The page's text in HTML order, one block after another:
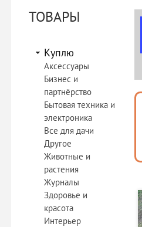
ТОВАРЫ
Куплю
Аксессуары
Бизнес и
партнёрство
Бытовая техника и
электроника
Все для дачи
Другое
Животные и
растения
Журналы
Здоровье и
красота
Интерьер